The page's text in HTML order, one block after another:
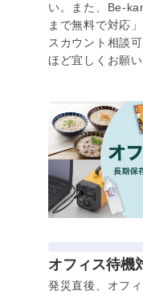
い。また、Be-
まで無料で対応
スカウント相談
ほど宜しくお願い
オフィス待機
発災直後、オフ